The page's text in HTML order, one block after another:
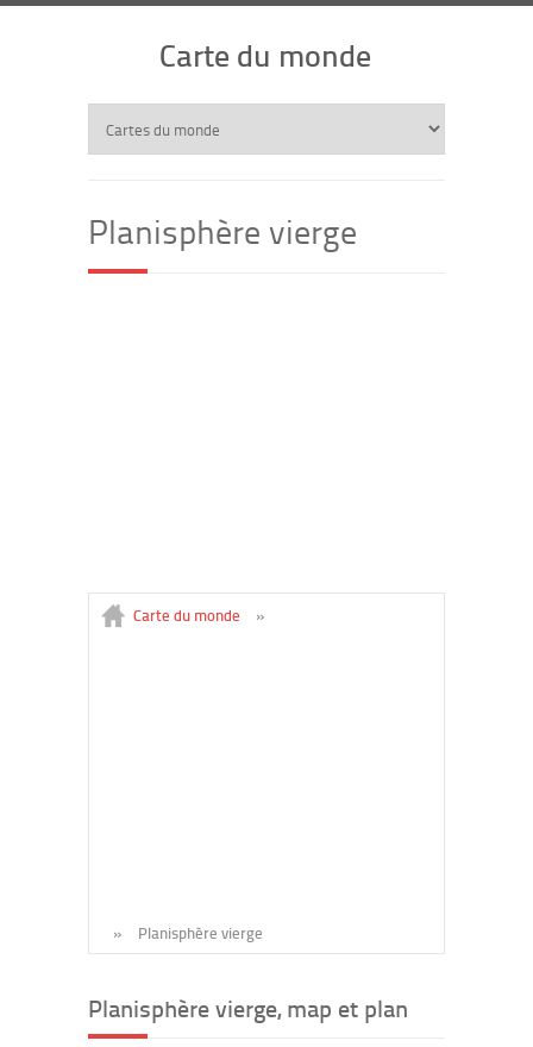
Carte du monde
Planisphère vierge
Carte du monde »
» Planisphère vierge
Planisphère vierge, map et plan